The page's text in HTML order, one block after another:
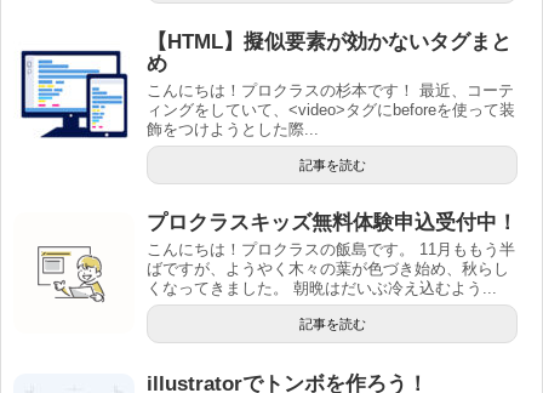
【HTML】擬似要素が効かないタグまと
め
こんにちは！プロクラスの杉本です！ 最近、コーテ
ィングをしていて、<video>タグにbeforeを使って装
飾をつけようとした際...
記事を読む
プロクラスキッズ無料体験申込受付中！
こんにちは！プロクラスの飯島です。 11月ももう半
ばですが、ようやく木々の葉が色づき始め、秋らし
くなってきました。 朝晩はだいぶ冷え込むよう...
記事を読む
illustratorでトンボを作ろう！